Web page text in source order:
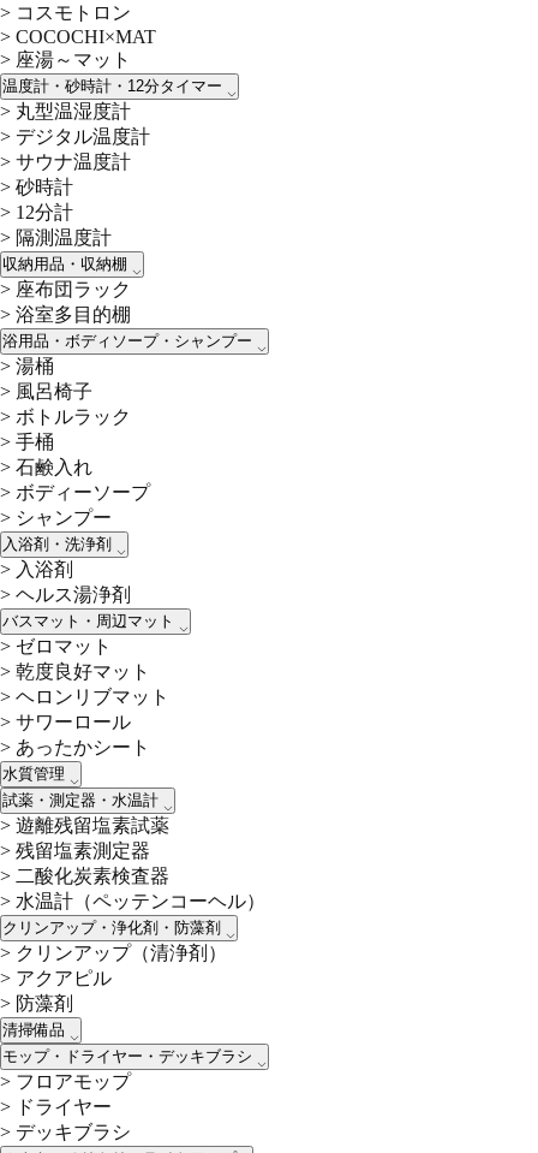
> コスモトロン
> COCOCHI×MAT
> 座湯～マット
温度計・砂時計・12分タイマー
> 丸型温湿度計
> デジタル温度計
> サウナ温度計
> 砂時計
> 12分計
> 隔測温度計
収納用品・収納棚
> 座布団ラック
> 浴室多目的棚
浴用品・ボディソープ・シャンプー
> 湯桶
> 風呂椅子
> ボトルラック
> 手桶
> 石鹸入れ
> ボディーソープ
> シャンプー
入浴剤・洗浄剤
> 入浴剤
> ヘルス湯浄剤
バスマット・周辺マット
> ゼロマット
> 乾度良好マット
> ヘロンリブマット
> サワーロール
> あったかシート
水質管理
試薬・測定器・水温計
> 遊離残留塩素試薬
> 残留塩素測定器
> 二酸化炭素検査器
> 水温計（ペッテンコーヘル）
クリンアップ・浄化剤・防藻剤
> クリンアップ（清浄剤）
> アクアピル
> 防藻剤
清掃備品
モップ・ドライヤー・デッキブラシ
> フロアモップ
> ドライヤー
> デッキブラシ